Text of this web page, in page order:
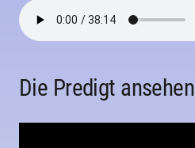
Die Predigt ansehen